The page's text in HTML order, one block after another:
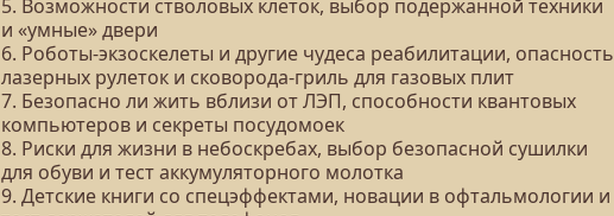
5. Возможности стволовых клеток, выбор подержанной техники
и «умные» двери
6. Роботы-экзоскелеты и другие чудеса реабилитации, опасность
лазерных рулеток и сковорода-гриль для газовых плит
7. Безопасно ли жить вблизи от ЛЭП, способности квантовых
компьютеров и секреты посудомоек
8. Риски для жизни в небоскребах, выбор безопасной сушилки
для обуви и тест аккумуляторного молотка
9. Детские книги со спецэффектами, новации в офтальмологии и